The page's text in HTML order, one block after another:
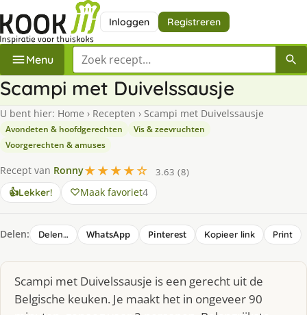
Inloggen Registreren
Menu Zoek een recept
Scampi met Duivelssausje
U bent hier: Home › Recepten › Scampi met Duivelssausje
Avondeten & hoofdgerechten
Vis & zeevruchten
Voorgerechten & amuses
Recept van Ronny★★★★☆
3.63 (8)
👍Lekker! Maak favoriet4
Delen: Delen… WhatsApp Pinterest Kopieer link Print
Scampi met Duivelssausje is een gerecht uit de
Belgische keuken. Je maakt het in ongeveer 90